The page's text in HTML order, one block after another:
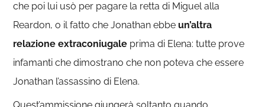
che poi lui usò per pagare la retta di Miguel alla
Reardon, o il fatto che Jonathan ebbeun’altra
relazione extraconiugale prima di Elena: tutte prove
infamanti che dimostrano che non poteva che essere
Jonathan l’assassino di Elena.